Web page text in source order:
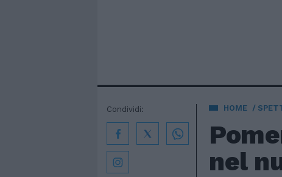
HOME
nel
Condividi: